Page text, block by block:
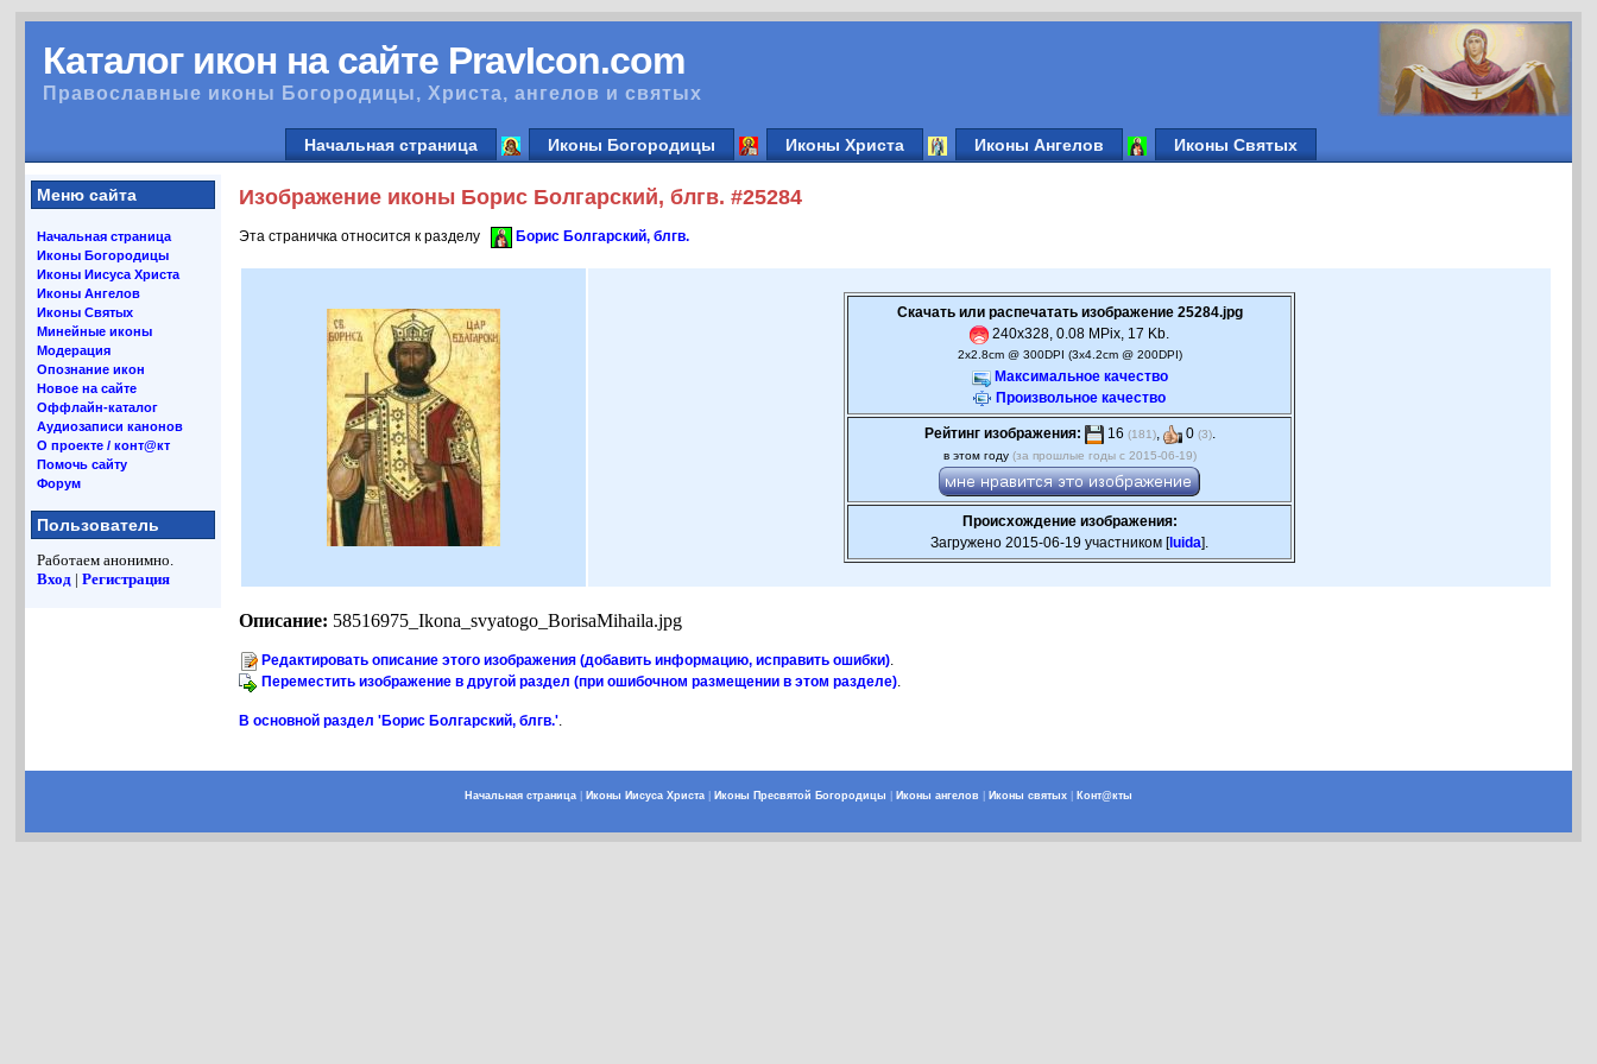
Каталог икон на сайте PravIcon.com
Православные иконы Богородицы, Христа, ангелов и святых
Начальная страница Иконы Богородицы Иконы Христа Иконы Ангелов Иконы Святых
Меню сайта
Начальная страница
Иконы Богородицы
Иконы Иисуса Христа
Иконы Ангелов
Иконы Святых
Минейные иконы
Модерация
Опознание икон
Новое на сайте
Оффлайн-каталог
Аудиозаписи канонов
О проекте / конт@кт
Помочь сайту
Форум
Пользователь
Работаем анонимно.
Вход |Регистрация
Изображение иконы Борис Болгарский, блгв. #25284
Эта страничка относится к разделу Борис Болгарский, блгв.
Скачать или распечатать изображение 25284.jpg
240x328, 0.08 MPix, 17 Kb.
2x2.8cm @ 300DPI (3x4.2cm @ 200DPI)
Максимальное качество
Произвольное качество
Рейтинг изображения: 16 (181), 0 (3).
в этом году (за прошлые годы с 2015-06-19)
Происхождение изображения:
Загружено 2015-06-19 участником [luida].
Описание: 58516975_Ikona_svyatogo_BorisaMihaila.jpg
Редактировать описание этого изображения (добавить информацию, исправить ошибки).
Переместить изображение в другой раздел (при ошибочном размещении в этом разделе).
В основной раздел 'Борис Болгарский, блгв.'.
Начальная страница Иконы Иисуса Христа Иконы Пресвятой Богородицы Иконы ангелов Иконы святых Конт@кты